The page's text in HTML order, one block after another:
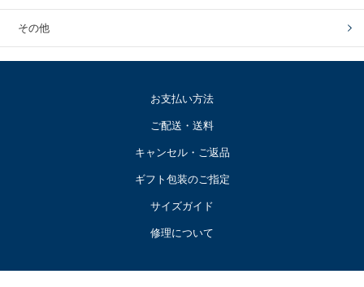
その他
お支払い方法
ご配送・送料
キャンセル・ご返品
ギフト包装のご指定
サイズガイド
修理について